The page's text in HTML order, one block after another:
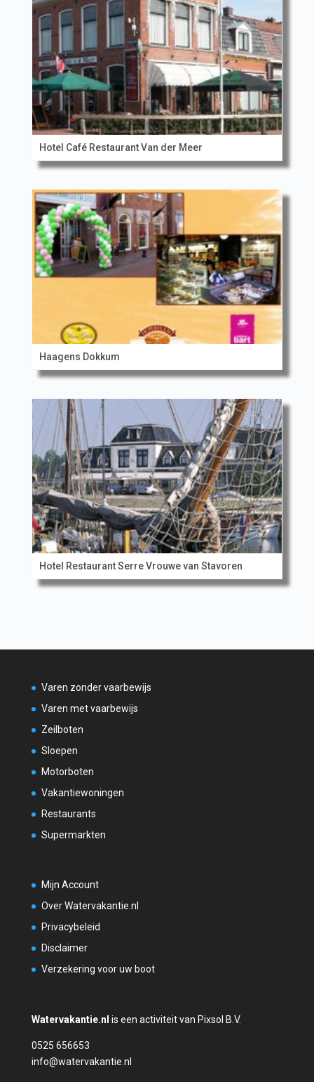
Hotel Café Restaurant Van der Meer
Haagens Dokkum
Hotel Restaurant Serre Vrouwe van Stavoren
Varen zonder vaarbewijs
Varen met vaarbewijs
Zeilboten
Sloepen
Motorboten
Vakantiewoningen
Restaurants
Supermarkten
Mijn Account
Over Watervakantie.nl
Privacybeleid
Disclaimer
Verzekering voor uw boot
Watervakantie.nl is een activiteit van Pixsol B.V.
0525 656653
info@watervakantie.nl